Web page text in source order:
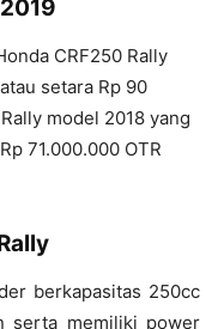
CRF250 Rally
setara Rp 90
model 2018 yang
71.000.000 OTR
berkapasitas 250cc
serta memiliki power